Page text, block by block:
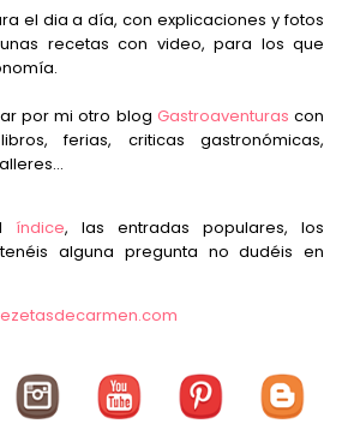
el dia a día, con explicaciones y fotos
recetas con video, para los que
por mi otro blog Gastroaventuras con
ferias, criticas gastronómicas,
índice, las entradas populares, los
alguna pregunta no dudéis en